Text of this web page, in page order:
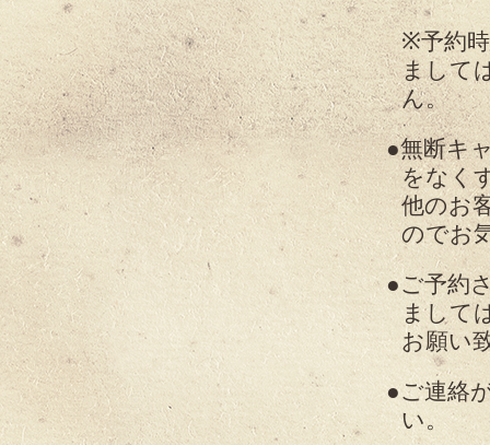
※予約
まして
ん。
無断キ
をなく
他のお
のでお
ご予約
まして
お願い
ご連絡
い。